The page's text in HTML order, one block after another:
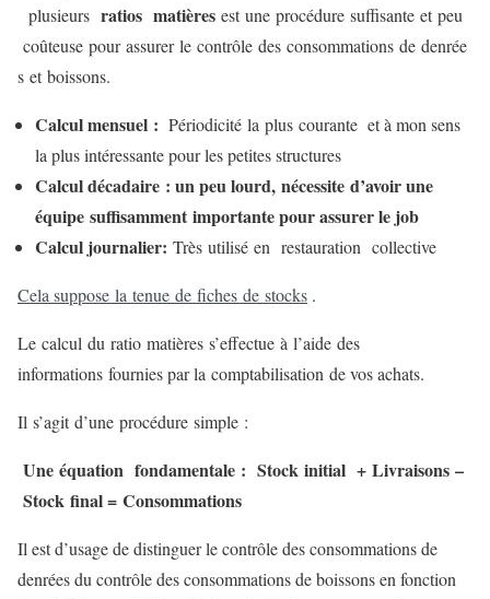
plusieurs ratios matières est une procédure suffisante et peu
coûteuse pour assurer le contrôle des consommations de denrée
s et boissons.
Calcul mensuel : Périodicité la plus courante et à mon sens
la plus intéressante pour les petites structures
Calcul décadaire : un peu lourd, nécessite d’avoir une
équipe suffisamment importante pour assurer le job
Calcul journalier: Très utilisé en restauration collective
Cela suppose la tenue de fiches de stocks .
Le calcul du ratio matières s’effectue à l’aide des
informations fournies par la comptabilisation de vos achats.
Il s’agit d’une procédure simple :
Une équation fondamentale : Stock initial + Livraisons –
Stock final = Consommations
Il est d’usage de distinguer le contrôle des consommations de
denrées du contrôle des consommations de boissons en fonction